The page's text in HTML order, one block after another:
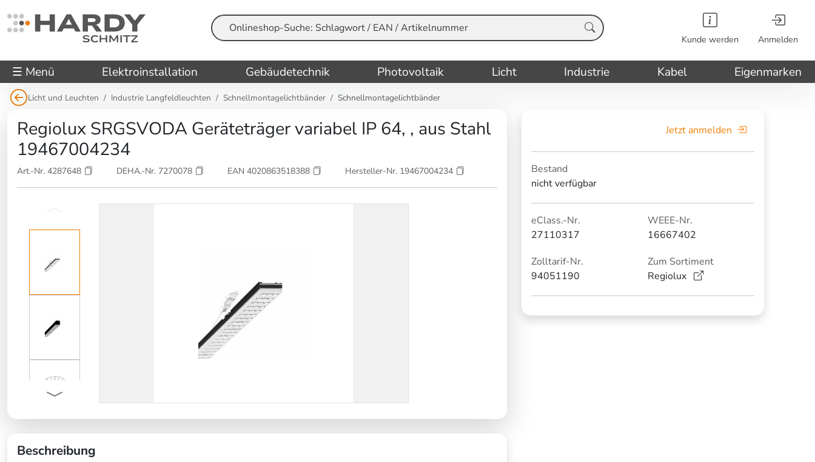
Suche Kunde werden Anmelden
☰ Menü Elektroinstallation Gebäudetechnik Photovoltaik Licht Industrie Kabel Eigenmarken
Licht und Leuchten Industrie Langfeldleuchten Schnellmontagelichtbänder Schnellmontagelichtbänder
Regiolux SRGSVODA Geräteträger variabel IP 64, , aus Stahl
19467004234
Art.-Nr. 4287648 DEHA.-Nr. 7270078 EAN 4020863518388 Hersteller-Nr. 19467004234
Beschreibung
Jetzt anmelden
Bestand
nicht verfügbar
eClass.-Nr.
27110317
WEEE-Nr.
16667402
Zolltarif-Nr.
94051190
Zum Sortiment
Regiolux